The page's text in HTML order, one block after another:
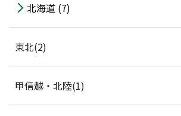
北海道 (7)
東北(2)
甲信越・北陸(1)